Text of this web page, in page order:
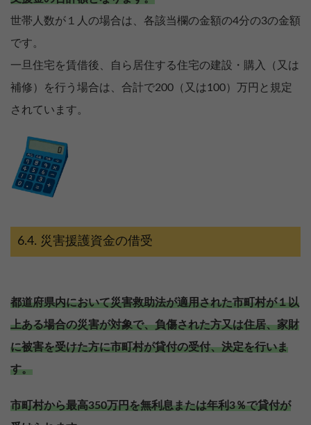
世帯人数が１人の場合は、各該当欄の金額の4分の3の金額
です。
一旦住宅を賃借後、自ら居住する住宅の建設・購入（又は
補修）を行う場合は、合計で200（又は100）万円と規定
されています。
災害援護資金の借受
都道府県内において災害救助法が適用された市町村が１以
上ある場合の災害が対象で、負傷された方又は住居、家財
に被害を受けた方に市町村が貸付の受付、決定を行いま
す。
市町村から最高350万円を無利息または年利3％で貸付が